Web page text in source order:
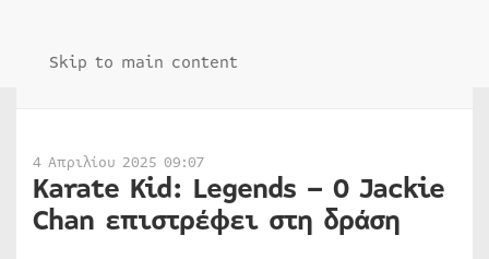
Skip to main content
4 Απριλίου 2025 09:07
Karate Kid: Legends – O Jackie
Chan επιστρέφει στη δράση